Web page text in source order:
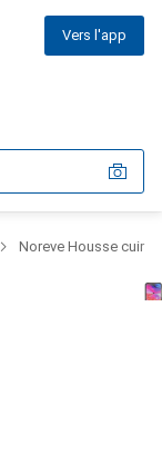
Vers l'app
Noreve Housse cuir